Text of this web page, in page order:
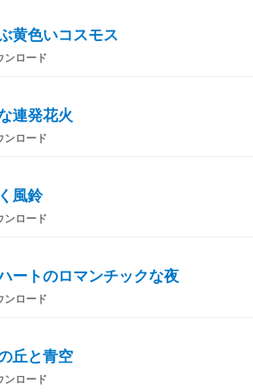
黄色いコスモス
ンロード
連発花火
ンロード
風鈴
ンロード
ートのロマンチックな夜
ンロード
丘と青空
ンロード